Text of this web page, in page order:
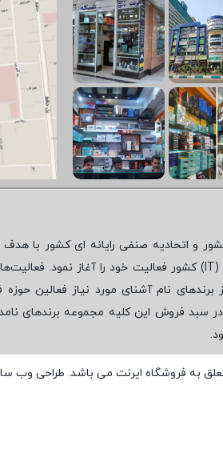
و اتحادیه صنفی رایانه ای کشور با هدف
(
IT) کشور فعالیت خود را آغاز نمود.
نام آشنای مورد نیاز فعالین حوزه
سبد فروش این کلیه مجموعه برندهای
به فروشگاه ایرنت می باشد. طراحی وب